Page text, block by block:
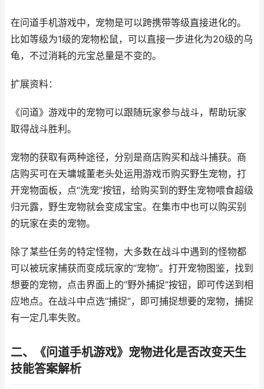
在问道手机游戏中，宠物是可以跨携带等级直接进化的。
比如等级为1级的宠物松鼠，可以直接一步进化为20级的乌
龟，不过消耗的元宝总量是不变的。
扩展资料：
《问道》游戏中的宠物可以跟随玩家参与战斗，帮助玩家
取得战斗胜利。
宠物的获取有两种途径，分别是商店购买和战斗捕获。商
店购买可在天墉城董老头处运用游戏币购买野生宠物，打
开宠物面板，点“洗宠”按钮，给购买到的野生宠物喂食超级
归元露，野生宠物就会变成宝宝。在集市中也可以购买别
的玩家在卖的宠物。
除了某些任务的特定怪物，大多数在战斗中遇到的怪物都
可以被玩家捕获而变成玩家的“宠物”。打开宠物图鉴，找到
想要的宠物，点击界面上的“野外捕捉”按钮，即可传送到相
应地点。在战斗中点选“捕捉”，即可捕捉想要的宠物，捕捉
有一定几率失败。
二、《问道手机游戏》宠物进化是否改变天生
技能答案解析